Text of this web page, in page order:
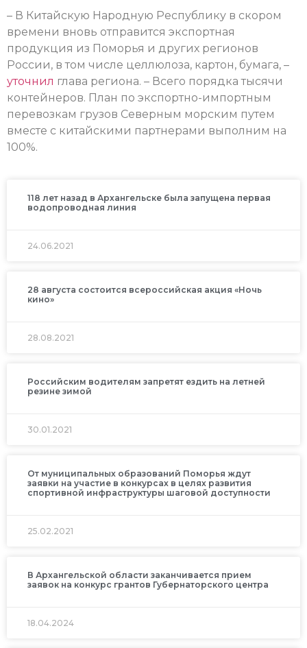
– В Китайскую Народную Республику в скором
времени вновь отправится экспортная
продукция из Поморья и других регионов
России, в том числе целлюлоза, картон, бумага, –
уточнил глава региона. – Всего порядка тысячи
контейнеров. План по экспортно-импортным
перевозкам грузов Северным морским путем
вместе с китайскими партнерами выполним на
100%.
118 лет назад в Архангельске была запущена первая
водопроводная линия
24.06.2021
28 августа состоится всероссийская акция «Ночь
кино»
28.08.2021
Российским водителям запретят ездить на летней
резине зимой
30.01.2021
От муниципальных образований Поморья ждут
заявки на участие в конкурсах в целях развития
спортивной инфраструктуры шаговой доступности
25.02.2021
В Архангельской области заканчивается прием
заявок на конкурс грантов Губернаторского центра
18.04.2024